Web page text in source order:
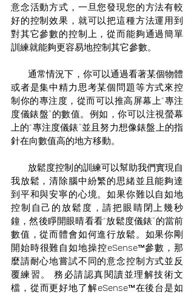
意念活動方式，一旦您發現您的方法有較
好的控制效果，就可以把這種方法運用到
對其它參數的控制上，從而能夠通過簡單
訓練就能夠更容易地控制其它參數。
       通常情況下，你可以通過看著某個物體
或者是集中精力思考某個問題等方式來控
制你的專注度，從而可以推高屏幕上“專注
度儀錶盤”的數值。例如，你可以注視螢幕
上的“專注度儀錶”並且努力想像錶盤上的指
針在向數值高的地方移動。
我放鬆，清除腦中紛繁的思緒並且能夠達
到平和與安寧的心境。如果你難以自如地
控制自己的放鬆度，請把眼睛閉上幾秒
鐘，然後睜開眼晴看看“放鬆度儀錶”的當前
數值，從而體會如何進行放鬆。如果你剛
開始時很難自如地操控eSense™參數，那
麼請耐心地嘗試不同的意念控制方式並反
覆練習。 務必請認真閱讀並理解技術文
檔，從而更好地了解eSense™在後台是如